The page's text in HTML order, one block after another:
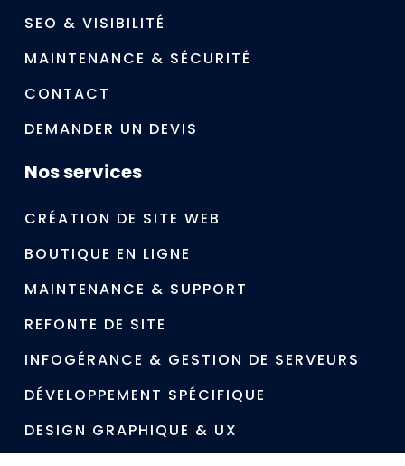
SEO & VISIBILITÉ
MAINTENANCE & SÉCURITÉ
CONTACT
DEMANDER UN DEVIS
Nos services
CRÉATION DE SITE WEB
BOUTIQUE EN LIGNE
MAINTENANCE & SUPPORT
REFONTE DE SITE
INFOGÉRANCE & GESTION DE SERVEURS
DÉVELOPPEMENT SPÉCIFIQUE
DESIGN GRAPHIQUE & UX